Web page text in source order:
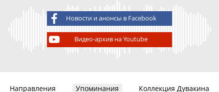
Новости и анонсы в Facebook
Видео-архив на Youtube
Направления Упоминания Коллекция Дувакина